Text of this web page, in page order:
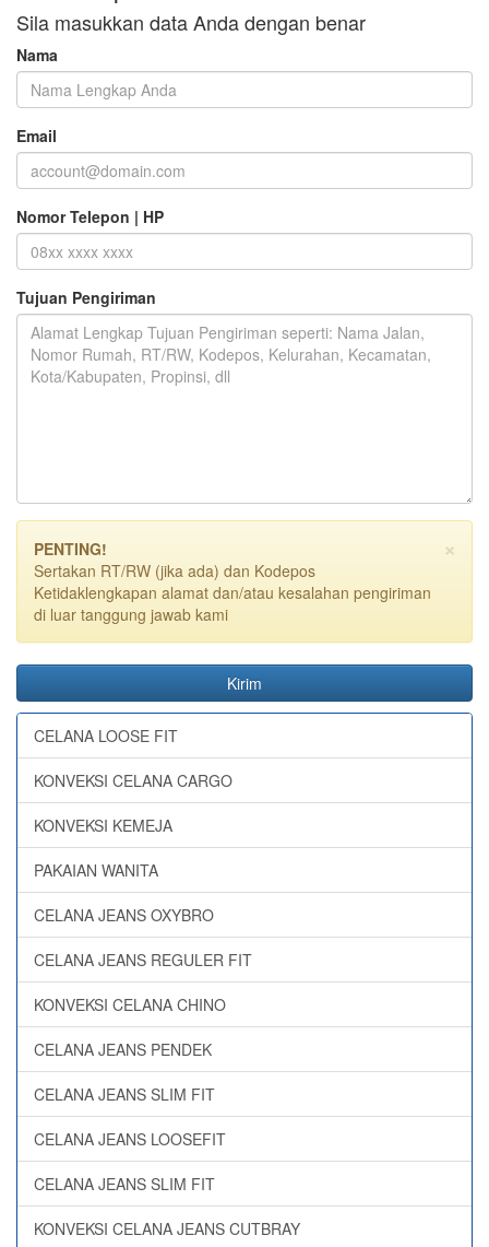
Sila masukkan data Anda dengan benar
Nama
Email
Nomor Telepon | HP
Tujuan Pengiriman
×
PENTING!
Sertakan RT/RW (jika ada) dan Kodepos
Ketidaklengkapan alamat dan/atau kesalahan pengiriman
di luar tanggung jawab kami
Kirim
CELANA LOOSE FIT
KONVEKSI CELANA CARGO
KONVEKSI KEMEJA
PAKAIAN WANITA
CELANA JEANS OXYBRO
CELANA JEANS REGULER FIT
KONVEKSI CELANA CHINO
CELANA JEANS PENDEK
CELANA JEANS SLIM FIT
CELANA JEANS LOOSEFIT
CELANA JEANS SLIM FIT
KONVEKSI CELANA JEANS CUTBRAY